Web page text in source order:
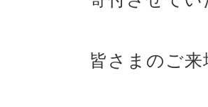
皆さまのご